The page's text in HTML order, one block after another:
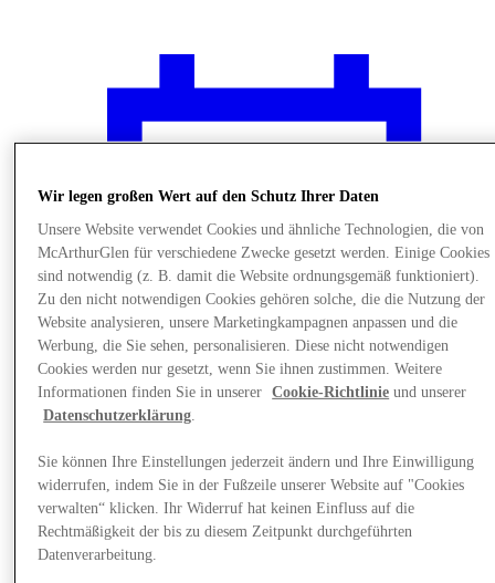
Wir legen großen Wert auf den Schutz Ihrer Daten
Unsere Website verwendet Cookies und ähnliche Technologien, die von
McArthurGlen für verschiedene Zwecke gesetzt werden. Einige Cookies
sind notwendig (z. B. damit die Website ordnungsgemäß funktioniert).
Zu den nicht notwendigen Cookies gehören solche, die die Nutzung der
Website analysieren, unsere Marketingkampagnen anpassen und die
Werbung, die Sie sehen, personalisieren. Diese nicht notwendigen
Cookies werden nur gesetzt, wenn Sie ihnen zustimmen. Weitere
Informationen finden Sie in unserer Cookie-Richtlinie und unserer
Datenschutzerklärung
Sie können Ihre Einstellungen jederzeit ändern und Ihre Einwilligung
widerrufen, indem Sie in der Fußzeile unserer Website auf "Cookies
verwalten“ klicken. Ihr Widerruf hat keinen Einfluss auf die
Rechtmäßigkeit der bis zu diesem Zeitpunkt durchgeführten
Datenverarbeitung.